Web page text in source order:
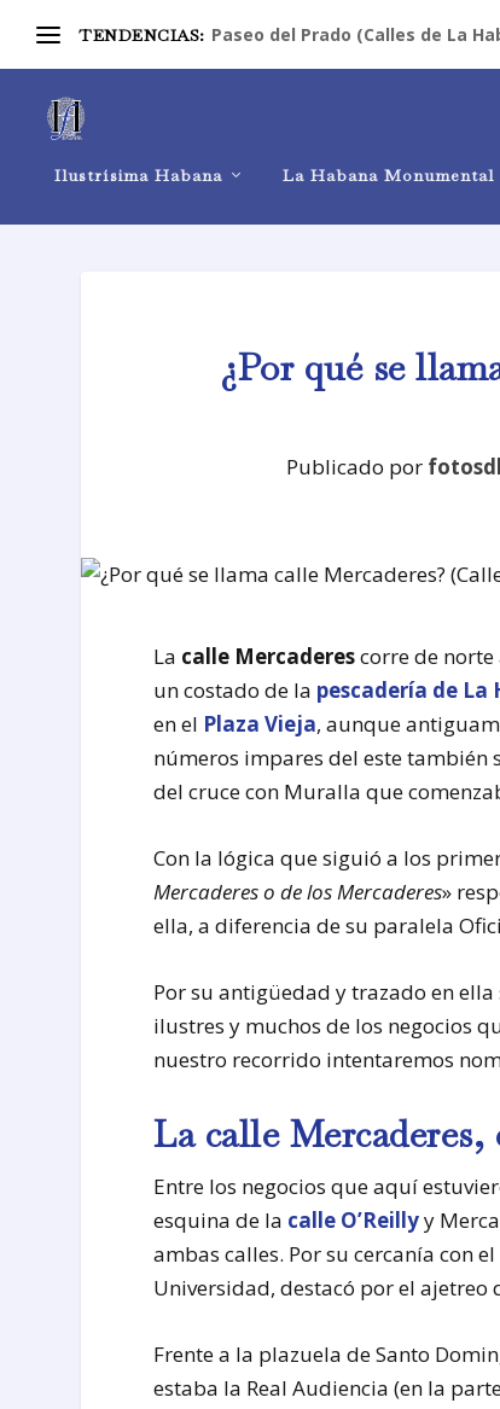
TENDENCIAS: Paseo del Prado (Calles de La
Ilustrísima Habana La Habana Monumental
¿Por qué se
Publicado por
La calle Mercaderescorre de
un costado de la pescadería de La
en el Plaza Vieja, aunque
números impares del este también
del cruce con Muralla que
Con la lógica que siguió a los
Mercaderes o de los Mercaderes»
ella, a diferencia de su paralela
Por su antigüedad y trazado en
ilustres y muchos de los negocios
nuestro recorrido intentaremos
La calle Mercaderes,
Entre los negocios que aquí
esquina de la calle O’Reillyy
ambas calles. Por su cercanía con
Universidad, destacó por el ajetreo
Frente a la plazuela de Santo
estaba la Real Audiencia (en la